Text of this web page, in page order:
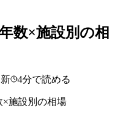
数×施設別の相
4分で読める